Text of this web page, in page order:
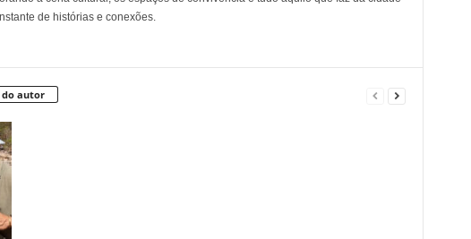
de histórias e conexões.
do autor